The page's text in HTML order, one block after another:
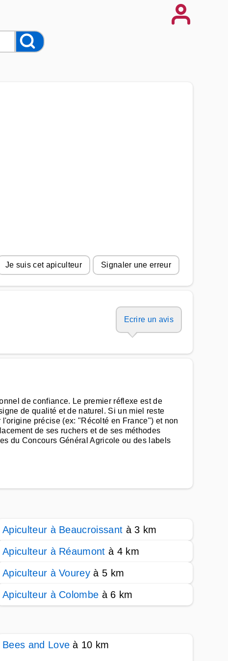
Je suis cet apiculteur Signaler une erreur
Ecrire un avis
de confiance. Le premier réflexe est de
de qualité et de naturel. Si un miel reste
précise (ex: "Récolté en France") et non
de ses ruchers et de ses méthodes
du Concours Général Agricole ou des labels
Apiculteur à Beaucroissant à 3 km
Apiculteur à Réaumont à 4 km
Apiculteur à Vourey à 5 km
Apiculteur à Colombe à 6 km
Bees and Love à 10 km